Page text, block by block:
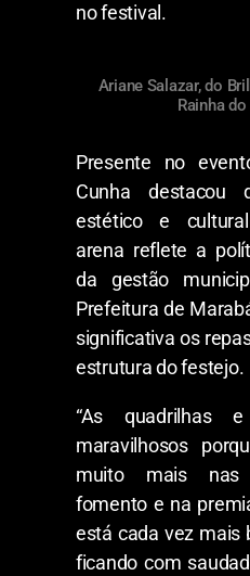
no festival.
Ariane Salazar, do
Rainha
Presente no
Cunha
estético e
arena reflete a
da gestão
Prefeitura de
significativa os
estrutura do festejo.
“As quadrilhas
maravilhosos
muito mais nas
fomento e na
está cada vez mais
ficando com